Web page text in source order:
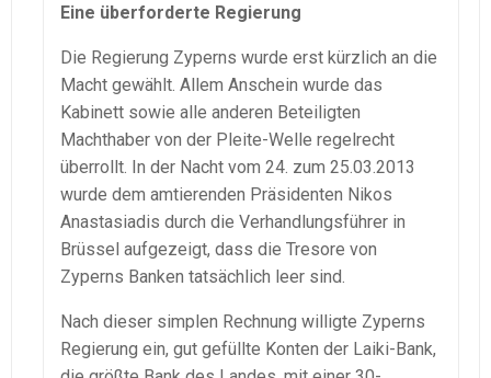
Eine überforderte Regierung
Die Regierung Zyperns wurde erst kürzlich an die
Macht gewählt. Allem Anschein wurde das
Kabinett sowie alle anderen Beteiligten
Machthaber von der Pleite-Welle regelrecht
überrollt. In der Nacht vom 24. zum 25.03.2013
wurde dem amtierenden Präsidenten Nikos
Anastasiadis durch die Verhandlungsführer in
Brüssel aufgezeigt, dass die Tresore von
Zyperns Banken tatsächlich leer sind.
Nach dieser simplen Rechnung willigte Zyperns
Regierung ein, gut gefüllte Konten der Laiki-Bank,